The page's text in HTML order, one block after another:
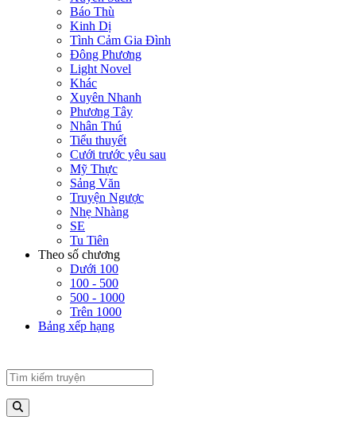
Báo Thù
Kinh Dị
Tình Cảm Gia Đình
Đông Phương
Light Novel
Khác
Xuyên Nhanh
Phương Tây
Nhân Thú
Tiểu thuyết
Cưới trước yêu sau
Mỹ Thực
Sảng Văn
Truyện Ngược
Nhẹ Nhàng
SE
Tu Tiên
Theo số chương
Dưới 100
100 - 500
500 - 1000
Trên 1000
Bảng xếp hạng